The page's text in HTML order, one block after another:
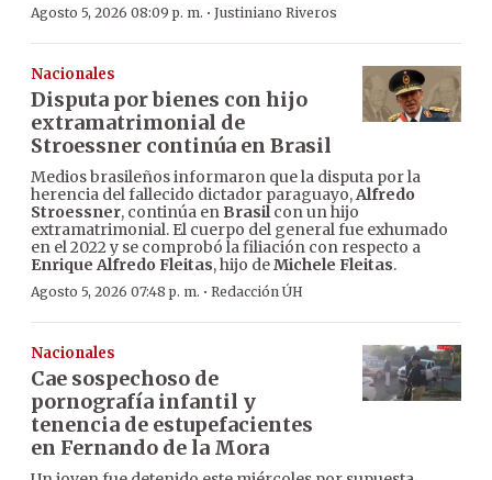
Agosto 5, 2026 08:09 p. m. · Justiniano Riveros
Nacionales
Disputa por bienes con hijo
extramatrimonial de
Stroessner continúa en Brasil
Medios brasileños informaron que la disputa por la
herencia del fallecido dictador paraguayo,Alfredo
Stroessner, continúa en Brasilcon un hijo
extramatrimonial. El cuerpo del general fue exhumado
en el 2022 y se comprobó la filiación con respecto a
Enrique Alfredo Fleitas, hijo deMichele Fleitas.
Agosto 5, 2026 07:48 p. m. · Redacción ÚH
Nacionales
Cae sospechoso de
pornografía infantil y
tenencia de estupefacientes
en Fernando de la Mora